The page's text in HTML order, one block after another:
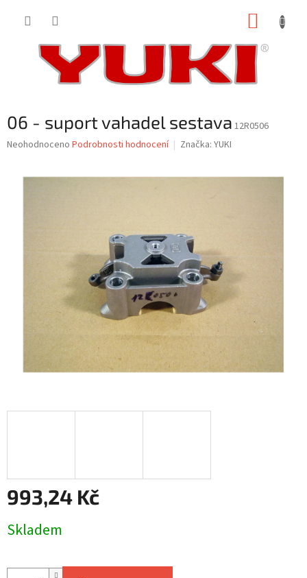
06 - suport vahadel sestava 12R0506
Průměrné
Neohodnoceno Podrobnosti hodnocení Značka: YUKI
993,24 Kč
cena:
Skladem